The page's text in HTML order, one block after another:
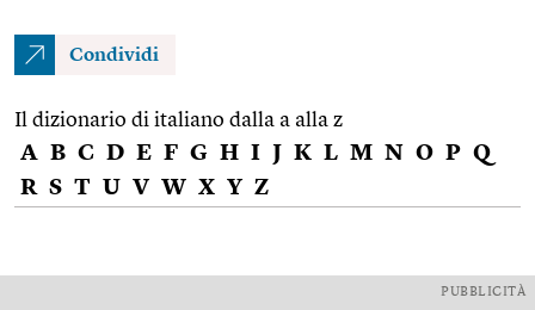
Condividi
Il dizionario di italiano dalla a alla z
A B C D E F G H I J K L M N O P Q
R S T U V W X Y Z
PUBBLICITÀ